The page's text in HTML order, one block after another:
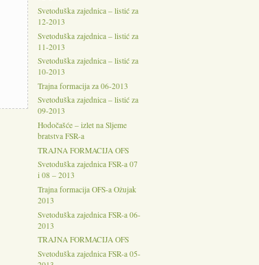
Svetoduška zajednica – listić za
12-2013
Svetoduška zajednica – listić za
11-2013
Svetoduška zajednica – listić za
10-2013
Trajna formacija za 06-2013
Svetoduška zajednica – listić za
09-2013
Hodočašće – izlet na Sljeme
bratstva FSR-a
TRAJNA FORMACIJA OFS
Svetoduška zajednica FSR-a 07
i 08 – 2013
Trajna formacija OFS-a Ožujak
2013
Svetoduška zajednica FSR-a 06-
2013
TRAJNA FORMACIJA OFS
Svetoduška zajednica FSR-a 05-